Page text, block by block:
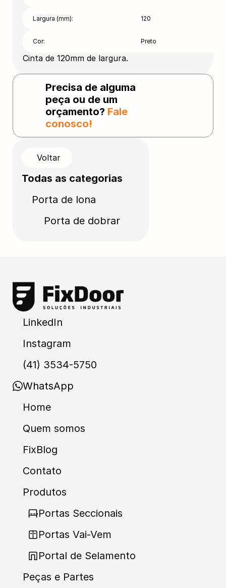
Voltar
Todas as categorias
Porta de lona
Porta de dobrar
Largura (mm): 120
Cor: Preto
Cinta de 120mm de largura.
Precisa de alguma
peça ou de um
orçamento? Fale
conosco!
LinkedIn
Instagram
(41) 3534-5750
WhatsApp
Home
Quem somos
FixBlog
Contato
Produtos
Portas Seccionais
Portas Vai-Vem
Portal de Selamento
Peças e Partes